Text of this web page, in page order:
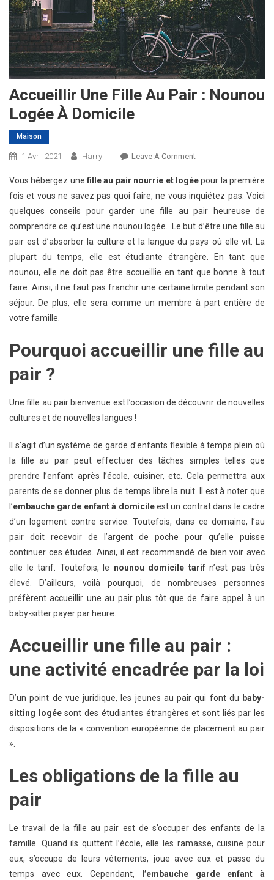
Accueillir Une Fille Au Pair : Nounou
Logée À Domicile
Maison
1 Avril 2021 Harry Leave A CommentOn
Une
Fille
Au
Pair
:
Nounou
Logée
Vous hébergez unefille au pair nourrie et logéepour la première
fois et vous ne savez pas quoi faire, ne vous inquiétez pas. Voici
quelques conseils pour garder une fille au pair heureuse de
comprendre ce qu’est une nounou logée. Le but d’être une fille au
pair est d’absorber la culture et la langue du pays où elle vit. La
plupart du temps, elle est étudiante étrangère. En tant que
nounou, elle ne doit pas être accueillie en tant que bonne à tout
faire. Ainsi, il ne faut pas franchir une certaine limite pendant son
séjour. De plus, elle sera comme un membre à part entière de
votre famille.
Pourquoi accueillir une fille au
pair ?
Une fille au pair bienvenue est l’occasion de découvrir de nouvelles
cultures et de nouvelles langues !
Il s’agit d’un système de garde d’enfants flexible à temps plein où
la fille au pair peut effectuer des tâches simples telles que
prendre l’enfant après l’école, cuisiner, etc. Cela permettra aux
parents de se donner plus de temps libre la nuit. Il est à noter que
l’embauche garde enfant à domicileest un contrat dans le cadre
d’un logement contre service. Toutefois, dans ce domaine, l’au
pair doit recevoir de l’argent de poche pour qu’elle puisse
continuer ces études. Ainsi, il est recommandé de bien voir avec
elle le tarif. Toutefois, le nounou domicile tarifn’est pas très
élevé. D’ailleurs, voilà pourquoi, de nombreuses personnes
préfèrent accueillir une au pair plus tôt que de faire appel à un
baby-sitter payer par heure.
Accueillir une fille au pair :
une activité encadrée par la loi
D’un point de vue juridique, les jeunes au pair qui font du baby-
sitting logéesont des étudiantes étrangères et sont liés par les
dispositions de la « convention européenne de placement au pair
».
Les obligations de la fille au
pair
Le travail de la fille au pair est de s’occuper des enfants de la
famille. Quand ils quittent l’école, elle les ramasse, cuisine pour
eux, s’occupe de leurs vêtements, joue avec eux et passe du
temps avec eux. Cependant,
l’embauche garde enfant à